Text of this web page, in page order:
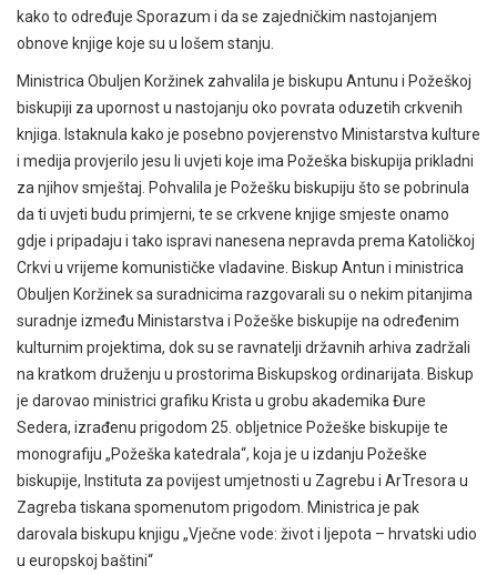
kako to određuje Sporazum i da se zajedničkim nastojanjem
obnove knjige koje su u lošem stanju.
Ministrica Obuljen Koržinek zahvalila je biskupu Antunu i Požeškoj
biskupiji za upornost u nastojanju oko povrata oduzetih crkvenih
knjiga. Istaknula kako je posebno povjerenstvo Ministarstva kulture
i medija provjerilo jesu li uvjeti koje ima Požeška biskupija prikladni
za njihov smještaj. Pohvalila je Požešku biskupiju što se pobrinula
da ti uvjeti budu primjerni, te se crkvene knjige smjeste onamo
gdje i pripadaju i tako ispravi nanesena nepravda prema Katoličkoj
Crkvi u vrijeme komunističke vladavine. Biskup Antun i ministrica
Obuljen Koržinek sa suradnicima razgovarali su o nekim pitanjima
suradnje između Ministarstva i Požeške biskupije na određenim
kulturnim projektima, dok su se ravnatelji državnih arhiva zadržali
na kratkom druženju u prostorima Biskupskog ordinarijata. Biskup
je darovao ministrici grafiku Krista u grobu akademika Đure
Sedera, izrađenu prigodom 25. obljetnice Požeške biskupije te
monografiju „Požeška katedrala“, koja je u izdanju Požeške
biskupije, Instituta za povijest umjetnosti u Zagrebu i ArTresora u
Zagreba tiskana spomenutom prigodom. Ministrica je pak
darovala biskupu knjigu „Vječne vode: život i ljepota – hrvatski udio
u europskoj baštini“